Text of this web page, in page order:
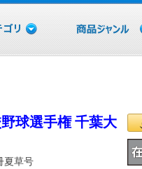
球選手権 千葉大
夏草号